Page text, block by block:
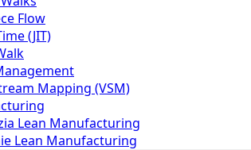
Flow
(JIT)
Mapping (VSM)
Lean Manufacturing
Lean Manufacturing